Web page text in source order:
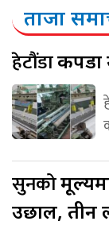
ताजा
हेटौंडाकपडा
सुनको
उछाल, तीन